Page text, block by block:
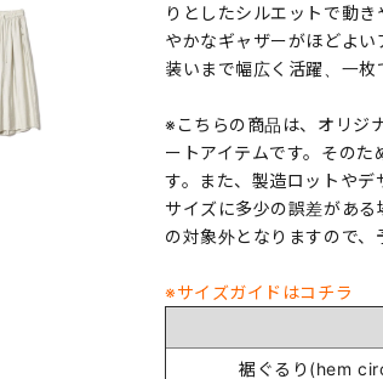
りとしたシルエットで動
やかなギャザーがほどよ
装いまで幅広く活躍、一
※こちらの商品は、オリジ
ートアイテムです。その
す。また、製造ロットや
サイズに多少の誤差があ
の対象外となりますので
※サイズガイドはコチラ
裾ぐるり(hem